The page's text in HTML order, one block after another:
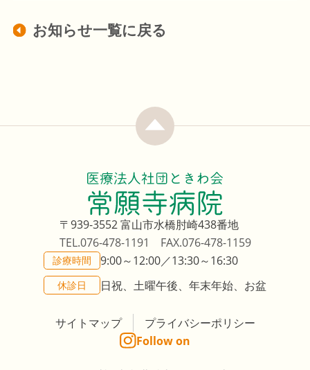
お知らせ一覧に戻る
〒939-3552富山市水橋肘崎438番地
TEL.076-478-1191 FAX.076-478-1159
診療時間 9:00～12:00／13:30～16:30
休診日 日祝、土曜午後、年末年始、お盆
サイトマップ
プライバシーポリシー
Follow on